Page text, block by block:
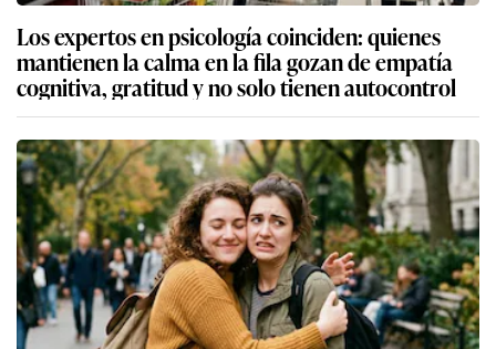
Los expertos en psicología coinciden: quienes
mantienen la calma en la fila gozan de empatía
cognitiva, gratitud y no solo tienen autocontrol